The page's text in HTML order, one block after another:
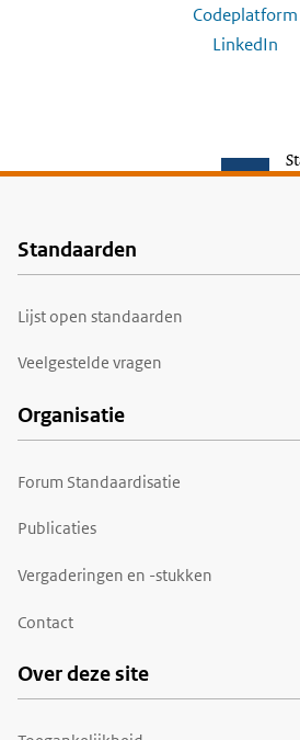
Codeplatform
LinkedIn
Voet
Standaarden
Lijst open standaarden
Veelgestelde vragen
Organisatie
Forum Standaardisatie
Publicaties
Vergaderingen en -stukken
Contact
Over deze site